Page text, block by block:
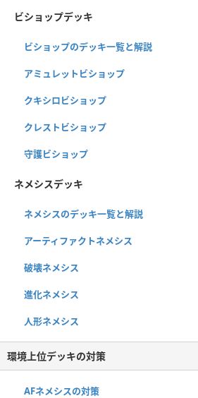
ビショップデッキ
ビショップのデッキ一覧と解説
アミュレットビショップ
クキシロビショップ
クレストビショップ
守護ビショップ
ネメシスデッキ
ネメシスのデッキ一覧と解説
アーティファクトネメシス
破壊ネメシス
進化ネメシス
人形ネメシス
環境上位デッキの対策
AFネメシスの対策